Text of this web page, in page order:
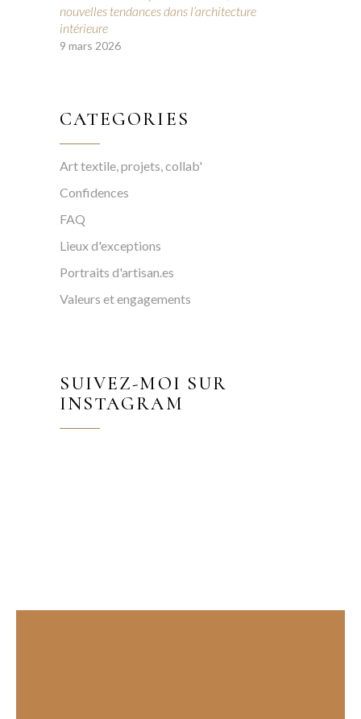
nouvelles tendances dans l’architecture
intérieure
9 mars 2026
CATEGORIES
Art textile, projets, collab'
Confidences
FAQ
Lieux d'exceptions
Portraits d'artisan.es
Valeurs et engagements
SUIVEZ-MOI SUR
INSTAGRAM